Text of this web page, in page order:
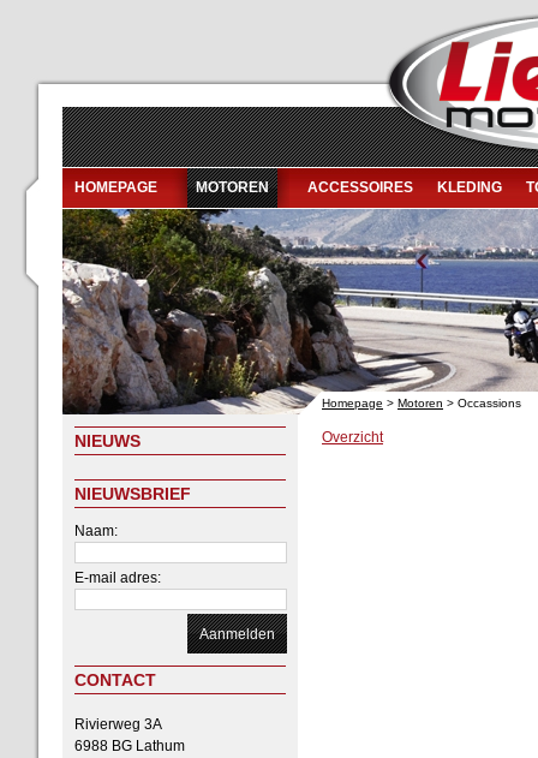
NIEUWS
NIEUWSBRIEF
Naam:
E-mail adres:
CONTACT
Rivierweg 3A
6988 BG Lathum
Overzicht
Homepage > Motoren > Occassions
HOMEPAGE MOTOREN ACCESSOIRES KLEDING